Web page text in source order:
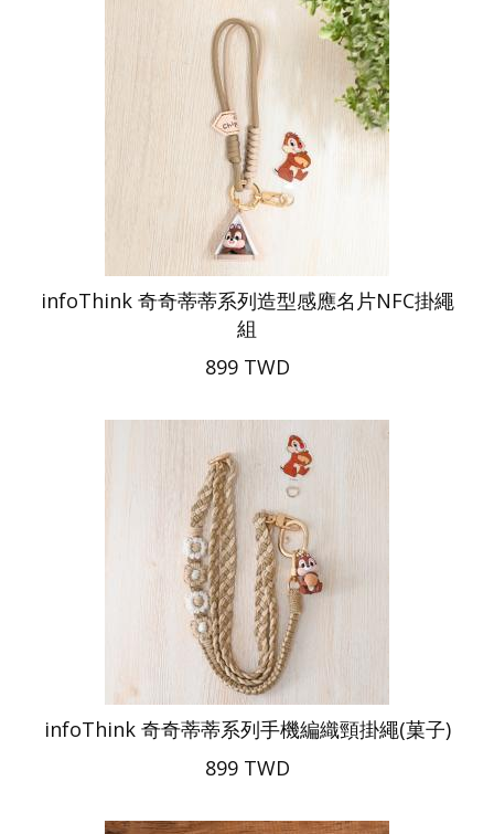
infoThink 奇奇蒂蒂系列造型感應名片NFC掛繩
組
899 TWD
infoThink 奇奇蒂蒂系列手機編織頸掛繩(菓子)
899 TWD